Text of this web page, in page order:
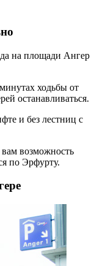
на площади Ангер
ходьбы от
останавливаться.
и без лестниц с
возможность
по Эрфурту.